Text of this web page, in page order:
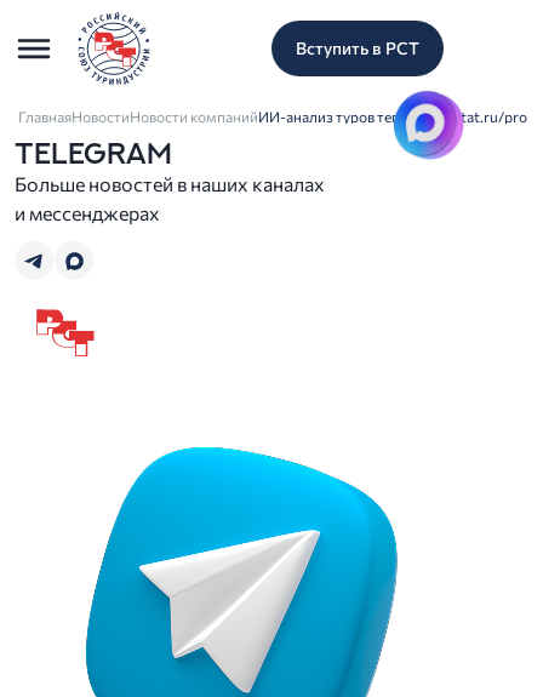
Вступить в РСТ
ГлавнаяНовостиНовости компанийИИ-анализ туров теперь на sletat.ru/pro
TELEGRAM
Больше новостей в наших каналах
и мессенджерах